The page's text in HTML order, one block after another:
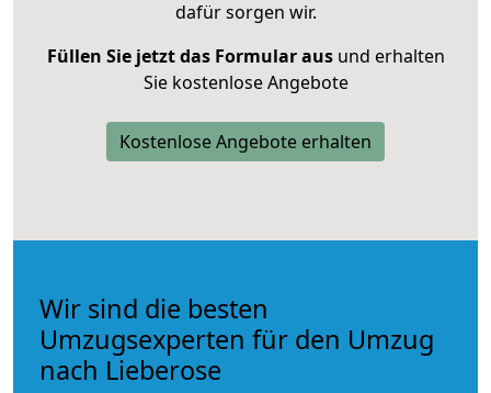
dafür sorgen wir.
Füllen Sie jetzt das Formular ausund erhalten
Sie kostenlose Angebote
Kostenlose Angebote erhalten
Wir sind die besten
Umzugsexperten für den Umzug
nach Lieberose